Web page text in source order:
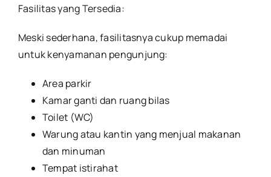
Fasilitas yang Tersedia:
Meski sederhana, fasilitasnya cukup memadai
untuk kenyamanan pengunjung:
Area parkir
Kamar ganti dan ruang bilas
Toilet (WC)
Warung atau kantin yang menjual makanan
dan minuman
Tempat istirahat